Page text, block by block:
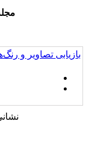
پژوهشی حقوق
کنگره
آخرین بروزرسانی: ۱۴۰۳/۷/۱۶ |
مطلب در وبگاه
1.74.122.fa.html